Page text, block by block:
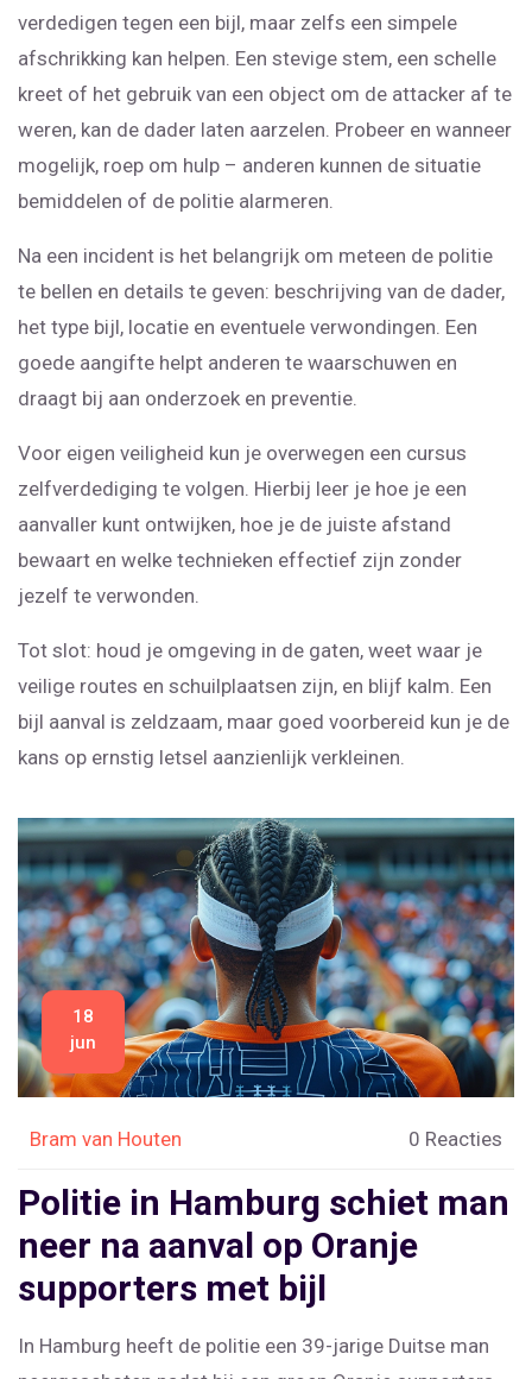
verdedigen tegen een bijl, maar zelfs een simpele
afschrikking kan helpen. Een stevige stem, een schelle
kreet of het gebruik van een object om de attacker af te
weren, kan de dader laten aarzelen. Probeer en wanneer
mogelijk, roep om hulp – anderen kunnen de situatie
bemiddelen of de politie alarmeren.
Na een incident is het belangrijk om meteen de politie
te bellen en details te geven: beschrijving van de dader,
het type bijl, locatie en eventuele verwondingen. Een
goede aangifte helpt anderen te waarschuwen en
draagt bij aan onderzoek en preventie.
Voor eigen veiligheid kun je overwegen een cursus
zelfverdediging te volgen. Hierbij leer je hoe je een
aanvaller kunt ontwijken, hoe je de juiste afstand
bewaart en welke technieken effectief zijn zonder
jezelf te verwonden.
Tot slot: houd je omgeving in de gaten, weet waar je
veilige routes en schuilplaatsen zijn, en blijf kalm. Een
bijl aanval is zeldzaam, maar goed voorbereid kun je de
kans op ernstig letsel aanzienlijk verkleinen.
18
jun
Bram van Houten 0 Reacties
Politie in Hamburg schiet man
neer na aanval op Oranje
supporters met bijl
In Hamburg heeft de politie een 39-jarige Duitse man